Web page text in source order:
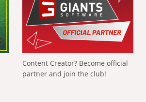
Content Creator? Become official
partner and join the club!